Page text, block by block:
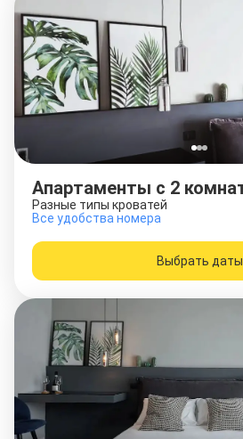
Апартаменты с 2
Разные типы кроватей
Все удобства номера
Выбрать даты